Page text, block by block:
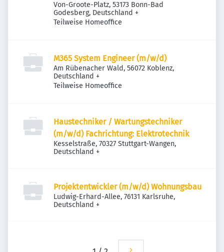
Von-Groote-Platz, 53173 Bonn-Bad
Godesberg, Deutschland +
Teilweise Homeoffice
M365 System Engineer (m/w/d)
Am Rübenacher Wald, 56072 Koblenz,
Deutschland +
Teilweise Homeoffice
Haustechniker / Wartungstechniker
(m/w/d) Fachrichtung: Elektrotechnik
Kesselstraße, 70327 Stuttgart-Wangen,
Deutschland +
Projektentwickler (m/w/d) Wohnungsbau
Ludwig-Erhard-Allee, 76131 Karlsruhe,
Deutschland +